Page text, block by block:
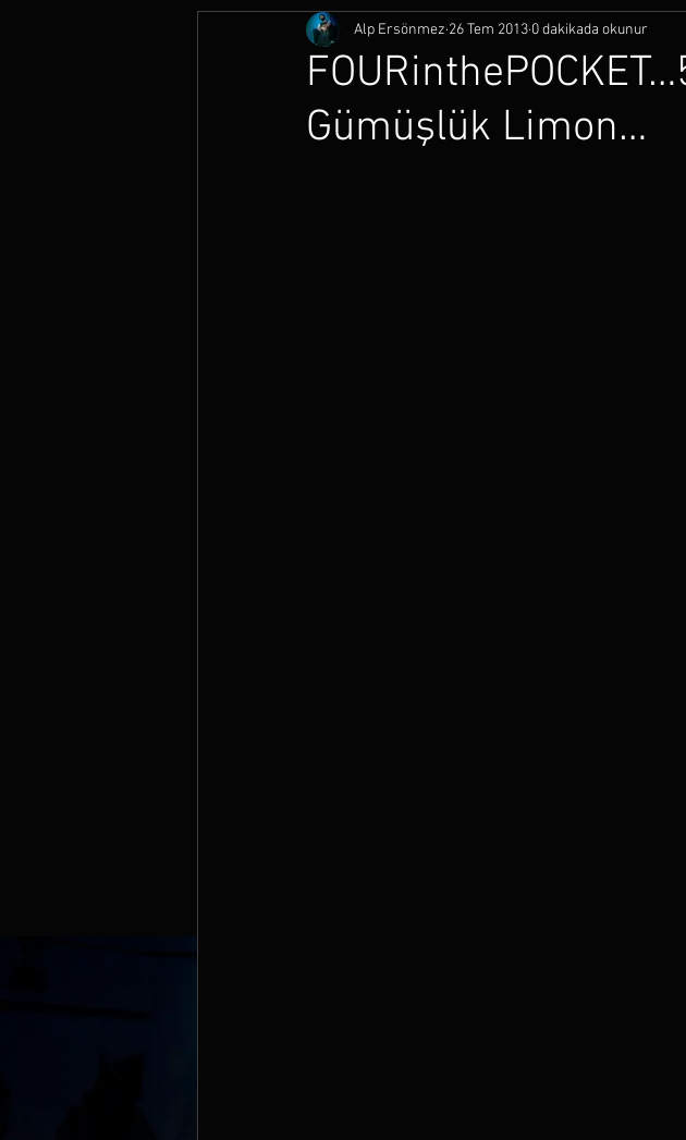
Gümüşlük Limon…
Alp Ersönmez 26 Tem 2013 0 dakikada okunur